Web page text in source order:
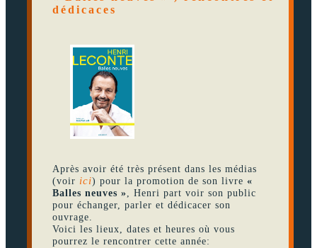
dédicaces
Après avoir été très présent dans les médias
(voir ici) pour la promotion de son livre«
Balles neuves » , Henri part voir son public
pour échanger, parler et dédicacer son
ouvrage.
Voici les lieux, dates et heures où vous
pourrez le rencontrer cette année: